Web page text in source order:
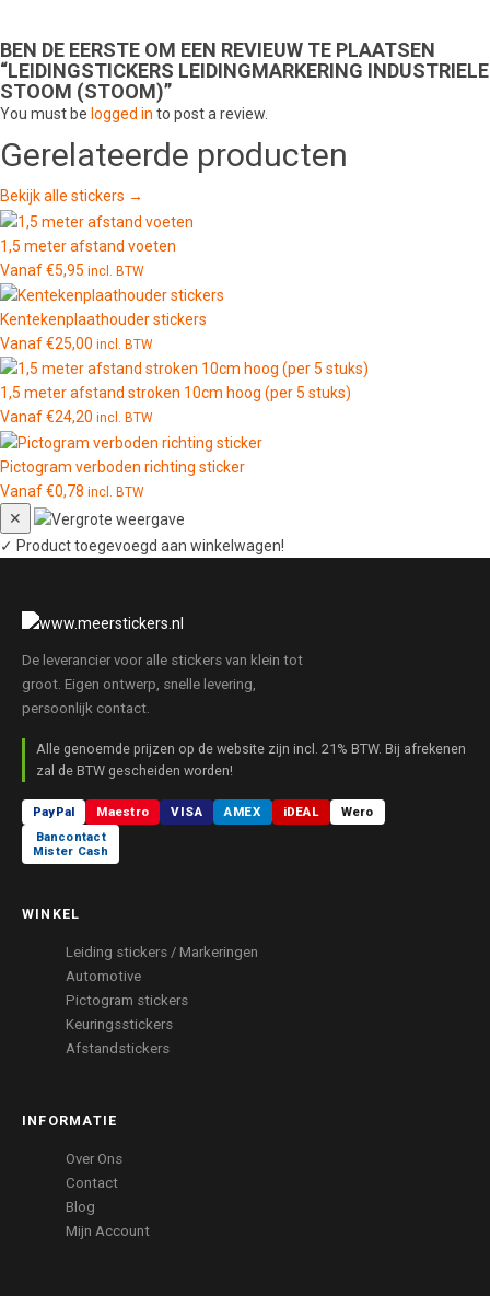
BEN DE EERSTE OM EEN REVIEUW TE PLAATSEN
“LEIDINGSTICKERS LEIDINGMARKERING INDUSTRIELE
STOOM (STOOM)”
You must be logged in to post a review.
Gerelateerde producten
Bekijk alle stickers →
1,5 meter afstand voeten
Vanaf€5,95 incl. BTW
Kentekenplaathouder stickers
Vanaf€25,00 incl. BTW
1,5 meter afstand stroken 10cm hoog (per 5 stuks)
Vanaf€24,20 incl. BTW
Pictogram verboden richting sticker
Vanaf€0,78 incl. BTW
✕
✓ Product toegevoegd aan winkelwagen!
De leverancier voor alle stickers van klein tot
groot. Eigen ontwerp, snelle levering,
persoonlijk contact.
Alle genoemde prijzen op de website zijn incl. 21% BTW. Bij afrekenen
zal de BTW gescheiden worden!
PayPal Maestro VISA AMEX iDEAL Wero
Bancontact
Mister Cash
WINKEL
Leiding stickers / Markeringen
Automotive
Pictogram stickers
Keuringsstickers
Afstandstickers
INFORMATIE
Over Ons
Contact
Blog
Mijn Account